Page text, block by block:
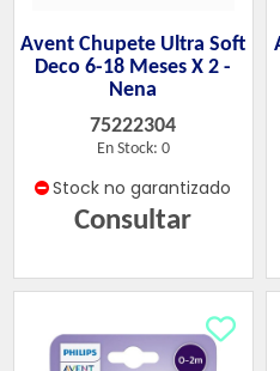
Avent Chupete Ultra Soft
Deco 6-18 Meses X 2 -
Nena
75222304
En Stock: 0
Stock no garantizado
Consultar